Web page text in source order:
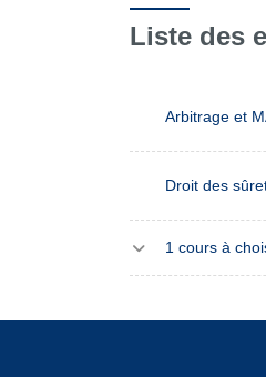
Liste des
Arbitrage et
Droit des
1 cours à